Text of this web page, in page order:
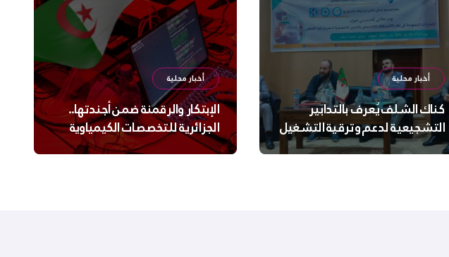
أخبار محلية
كناك الشلف يُعرف بالتدابير
التشجيعية لدعم وترقية التشغيل
أخبار محلية
الإبتكار والرقمنة ضمن أجندتها..
الجزائرية للتخصصات الكيمياوية
ترعى تحدي الإبتكار الجزائري